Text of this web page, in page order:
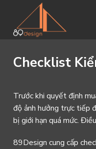
content
Checklist
Trước khi quyết định
độ ảnh hưởng trực tiếp
bị giới hạn quá mức.
89Design cung cấp